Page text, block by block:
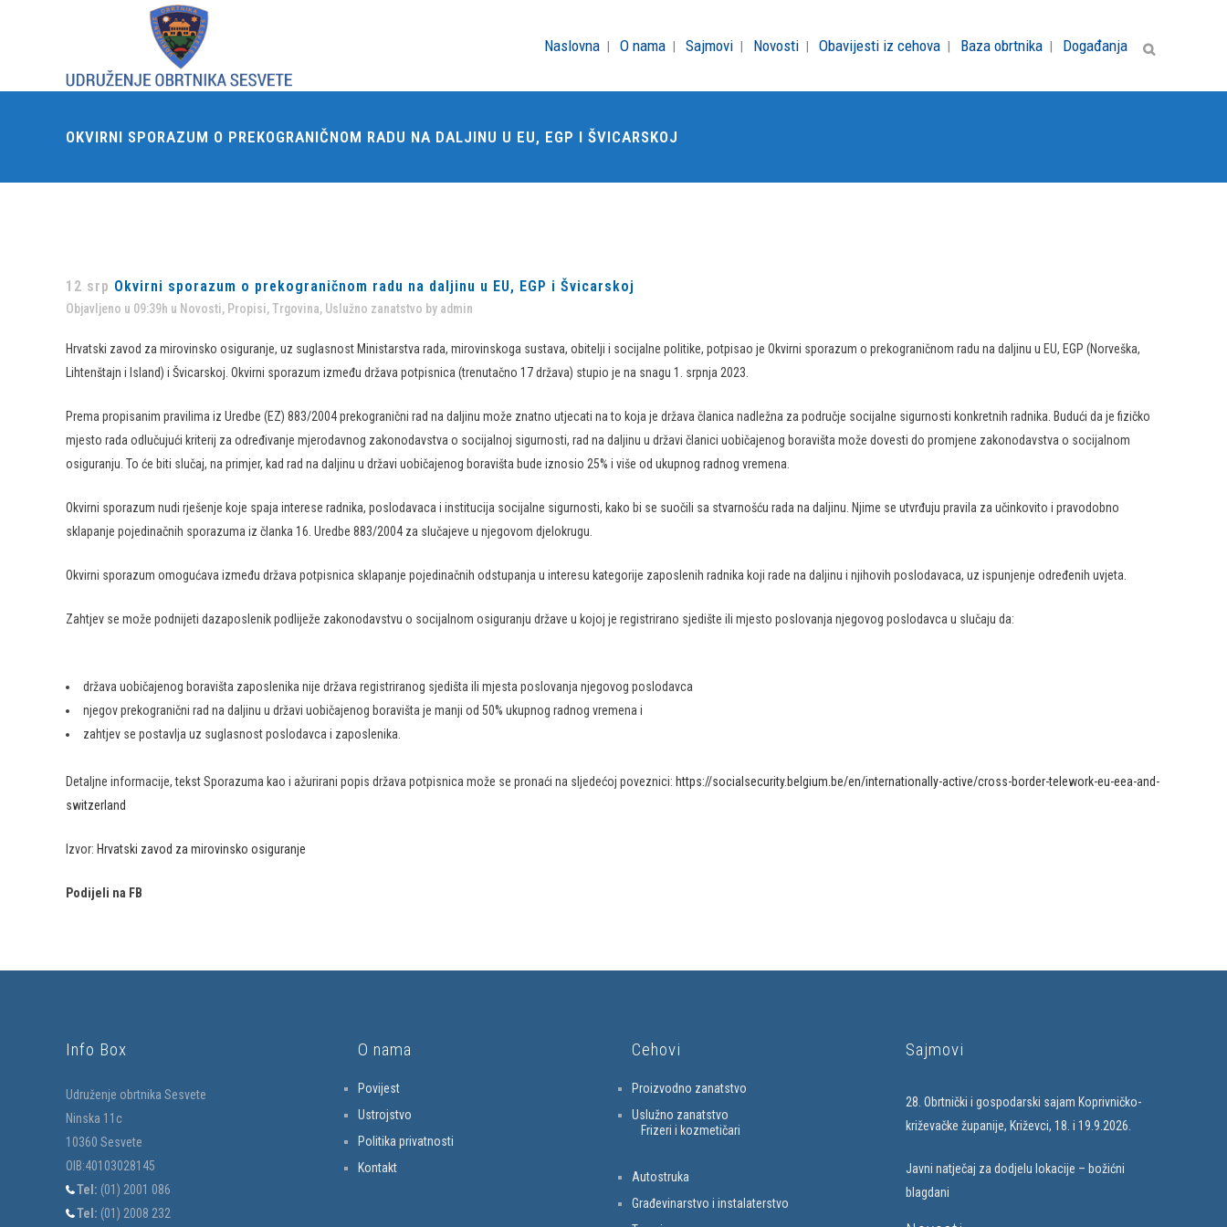
Naslovna O nama Sajmovi Novosti Obavijesti iz cehova Baza obrtnika Događanja
OKVIRNI SPORAZUM O PREKOGRANIČNOM RADU NA DALJINU U EU, EGP I ŠVICARSKOJ
12 srp Okvirni sporazum o prekograničnom radu na daljinu u EU, EGP i Švicarskoj
Objavljeno u 09:39h u Novosti, Propisi,Trgovina, Uslužno zanatstvo by admin
Hrvatski zavod za mirovinsko osiguranje, uz suglasnost Ministarstva rada, mirovinskoga sustava, obitelji i socijalne politike, potpisao je Okvirni sporazum o prekograničnom radu na daljinu u EU, EGP (Norveška,
Lihtenštajn i Island) i Švicarskoj. Okvirni sporazum između država potpisnica (trenutačno 17 država) stupio je na snagu 1. srpnja 2023.
Prema propisanim pravilima iz Uredbe (EZ) 883/2004 prekogranični rad na daljinu može znatno utjecati na to koja je država članica nadležna za područje socijalne sigurnosti konkretnih radnika. Budući da je fizičko
mjesto rada odlučujući kriterij za određivanje mjerodavnog zakonodavstva o socijalnoj sigurnosti, rad na daljinu u državi članici uobičajenog boravišta može dovesti do promjene zakonodavstva o socijalnom
osiguranju. To će biti slučaj, na primjer, kad rad na daljinu u državi uobičajenog boravišta bude iznosio 25% i više od ukupnog radnog vremena.
Okvirni sporazum nudi rješenje koje spaja interese radnika, poslodavaca i institucija socijalne sigurnosti, kako bi se suočili sa stvarnošću rada na daljinu. Njime se utvrđuju pravila za učinkovito i pravodobno
sklapanje pojedinačnih sporazuma iz članka 16. Uredbe 883/2004 za slučajeve u njegovom djelokrugu.
Okvirni sporazum omogućava između država potpisnica sklapanje pojedinačnih odstupanja u interesu kategorije zaposlenih radnika koji rade na daljinu i njihovih poslodavaca, uz ispunjenje određenih uvjeta.
Zahtjev se može podnijeti dazaposlenik podliježe zakonodavstvu o socijalnom osiguranju države u kojoj je registrirano sjedište ili mjesto poslovanja njegovog poslodavca u slučaju da:
država uobičajenog boravišta zaposlenika nije država registriranog sjedišta ili mjesta poslovanja njegovog poslodavca
njegov prekogranični rad na daljinu u državi uobičajenog boravišta je manji od 50% ukupnog radnog vremena i
zahtjev se postavlja uz suglasnost poslodavca i zaposlenika.
Detaljne informacije, tekst Sporazuma kao i ažurirani popis država potpisnica može se pronaći na sljedećoj poveznici: https://socialsecurity.belgium.be/en/internationally-active/cross-border-telework-eu-eea-and-
switzerland
Izvor: Hrvatski zavod za mirovinsko osiguranje
Podijeli na FB
Info Box
Udruženje obrtnika Sesvete
Ninska 11c
10360 Sesvete
OIB:40103028145
Tel: (01) 2001 086
Tel: (01) 2008 232
O nama
Povijest
Ustrojstvo
Politika privatnosti
Kontakt
Cehovi
Proizvodno zanatstvo
Uslužno zanatstvo
Frizeri i kozmetičari
Autostruka
Građevinarstvo i instalaterstvo
Sajmovi
28. Obrtnički i gospodarski sajam Koprivničko-
križevačke županije, Križevci, 18. i 19.9.2026.
Javni natječaj za dodjelu lokacije – božićni
blagdani